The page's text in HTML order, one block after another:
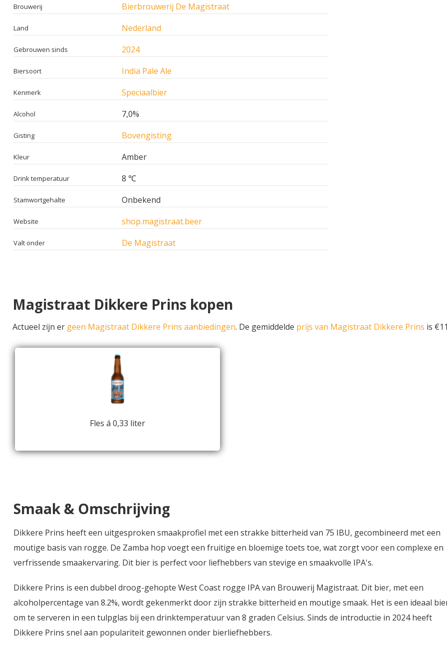
Brouwerij Bierbrouwerij De Magistraat
Land Nederland
Gebrouwen sinds 2024
Biersoort India Pale Ale
Kenmerk Speciaalbier
Alcohol 7,0%
Gisting Bovengisting
Kleur Amber
Drink temperatuur 8 ℃
Stamwortgehalte Onbekend
Website shop.magistraat.beer
Valt onder De Magistraat
Magistraat Dikkere Prins kopen
Actueel zijn er geen Magistraat Dikkere Prins aanbiedingen. De gemiddelde prijs van Magistraat Dikkere Prins is
Fles á 0,33 liter
Smaak & Omschrijving
Dikkere Prins heeft een uitgesproken smaakprofiel met een strakke bitterheid van 75 IBU, gecombineerd met een
moutige basis van rogge. De Zamba hop voegt een fruitige en bloemige toets toe, wat zorgt voor een complexe en
verfrissende smaakervaring. Dit bier is perfect voor liefhebbers van stevige en smaakvolle IPA's.
Dikkere Prins is een dubbel droog-gehopte West Coast rogge IPA van Brouwerij Magistraat. Dit bier, met een
alcoholpercentage van 8.2%, wordt gekenmerkt door zijn strakke bitterheid en moutige smaak. Het is een ideaal
om te serveren in een tulpglas bij een drinktemperatuur van 8 graden Celsius. Sinds de introductie in 2024 heeft
Dikkere Prins snel aan populariteit gewonnen onder bierliefhebbers.